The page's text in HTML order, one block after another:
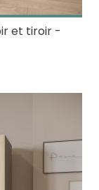
et tiroir -